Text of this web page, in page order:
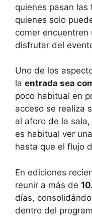
quienes pasan
quienes solo
comer encuentren
disfrutar del
Uno de los
la entrada sea
poco habitual en
acceso se realiza
al aforo de la
es habitual ver
hasta que el flujo
En ediciones
reunir a más de
días,
dentro del